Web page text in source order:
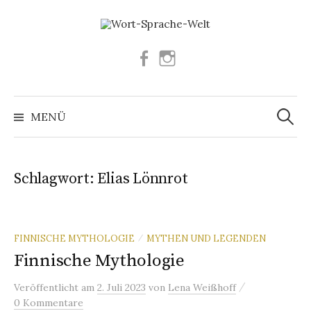
Facebook
MENÜ
Suchen
nach:
Schlagwort: Elias Lönnrot
FINNISCHE MYTHOLOGIE / MYTHEN UND LEGENDEN
Finnische Mythologie
Veröffentlicht am 2. Juli 2023 von Lena Weißhoff /
0 Kommentare